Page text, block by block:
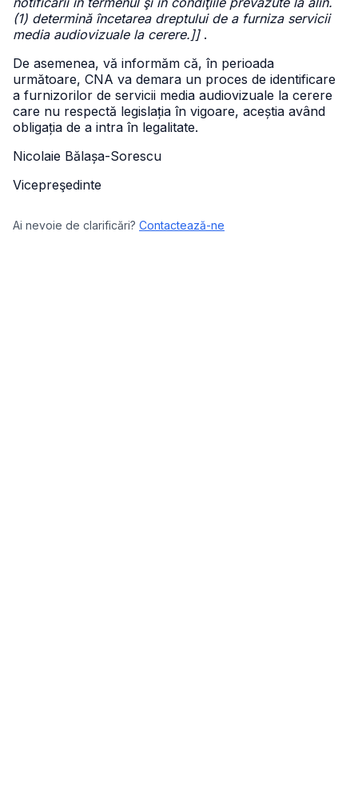
(1) determină încetarea dreptului de a furniza servicii
media audiovizuale la cerere.]].
De asemenea, vă informăm că, în perioada
următoare, CNA va demara un proces de identificare
a furnizorilor de servicii media audiovizuale la cerere
care nu respectă legislația în vigoare, aceștia având
obligația de a intra în legalitate.
Nicolaie Bălașa-Sorescu
Vicepreşedinte
Ai nevoie de clarificări? Contactează-ne